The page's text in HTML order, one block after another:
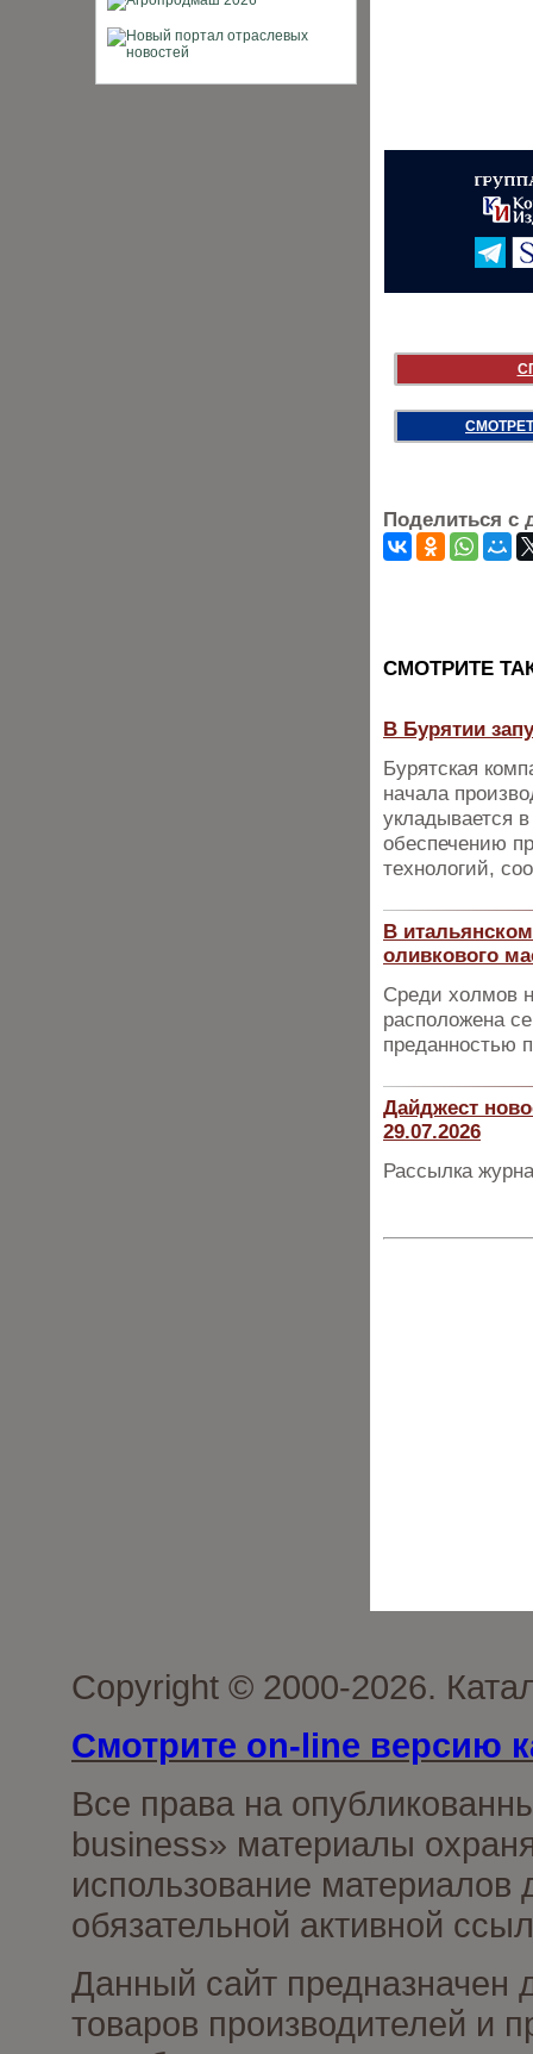
Поделиться с
CМОТРИТЕ
В Бурятии
Бурятская
начала
укладывается
обеспечению
технологий,
В
оливкового
Среди холмов
расположена
преданностью
Дайджест
29.07.2026
Рассылка
Copyright © 2000-2026.
Смотрите on-line версию
Все права на
business» материалы
использование материалов
обязательной активной
Данный сайт предназначен
товаров производителей и